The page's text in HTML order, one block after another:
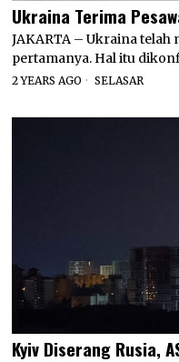
Ukraina Terima
JAKARTA – Ukraina telah
pertamanya. Hal itu
2 YEARS AGO SELASAR
Kyiv Diserang Rusia,